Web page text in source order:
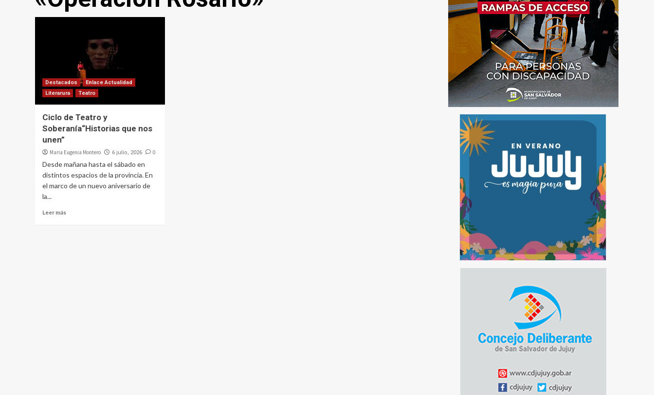
Destacados
Enlace Actualidad
Literarura
Teatro
Ciclo de Teatro y
Soberanía“Historias que nos
unen”
Maria Eugenia Montero 6 julio, 2026 0
Desde mañana hasta el sábado en
distintos espacios de la provincia. En
el marco de un nuevo aniversario de
la...
Leer más